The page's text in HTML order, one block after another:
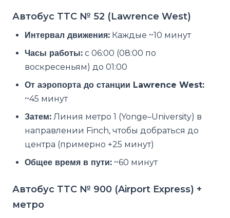
Автобус TTC № 52 (Lawrence West)
Интервал движения: Каждые ~10 минут
Часы работы: с 06:00 (08:00 по
воскресеньям) до 01:00
От аэропорта до станции Lawrence West:
~45 минут
Затем: Линия метро 1 (Yonge–University) в
направлении Finch, чтобы добраться до
центра (примерно +25 минут)
Общее время в пути: ~60 минут
Автобус TTC № 900 (Airport Express) +
метро